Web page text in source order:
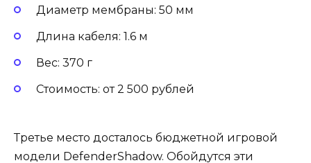
Диаметр мембраны: 50 мм
Длина кабеля: 1.6 м
Вес: 370 г
Стоимость: от 2 500 рублей
Третье место досталось бюджетной игровой
модели DefenderShadow. Обойдутся эти